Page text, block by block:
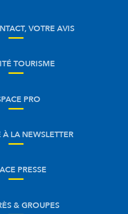
VOTRE AVIS
TOURISME
PRO
À LA NEWSLETTER
PRESSE
& GROUPES